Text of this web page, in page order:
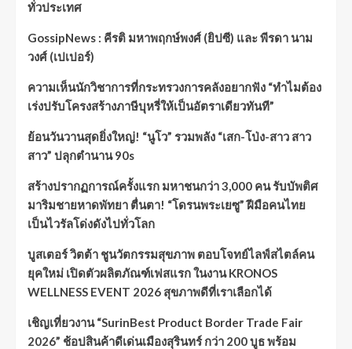
ทั่วประเทศ
GossipNews : คีรติ มหาพฤกษ์พงศ์ (ยิปซี) และ พีรดา นาม
วงศ์ (เปเปอร์)
ความเห็นนักวิชาการที่กระทรวงการคลังอยากฟัง “ทำไมต้อง
เร่งปรับโครงสร้างภาษีบุหรี่ให้เป็นอัตราเดียวทันที”
ย้อนวันวานสุดยิ่งใหญ่! “นูโว” รวมพลัง “เสก-โป่ง-สาว สาว
สาว” ปลุกตำนาน 90s
สร้างปรากฏการณ์ครั้งแรก มหาชนกว่า 3,000 คน รับบัพติศ
มาริมชายหาดพัทยา ตื่นตา! “โดรนพระเยซู” ฝีมือคนไทย
เป็นไวรัลโด่งดังไปทั่วโลก
บูสเตอร์ วิตต้า ชูนวัตกรรมสุขภาพ ตอบโจทย์ไลฟ์สไตล์คน
ยุคใหม่ เปิดตัวผลิตภัณฑ์เฟสแรก ในงาน KRONOS
WELLNESS EVENT 2026 สุขภาพดีที่เราเลือกได้
เชิญเที่ยวงาน “SurinBest Product Border Trade Fair
2026” ช้อปสินค้าดีเด่นเมืองสุรินทร์ กว่า 200 บูธ พร้อม